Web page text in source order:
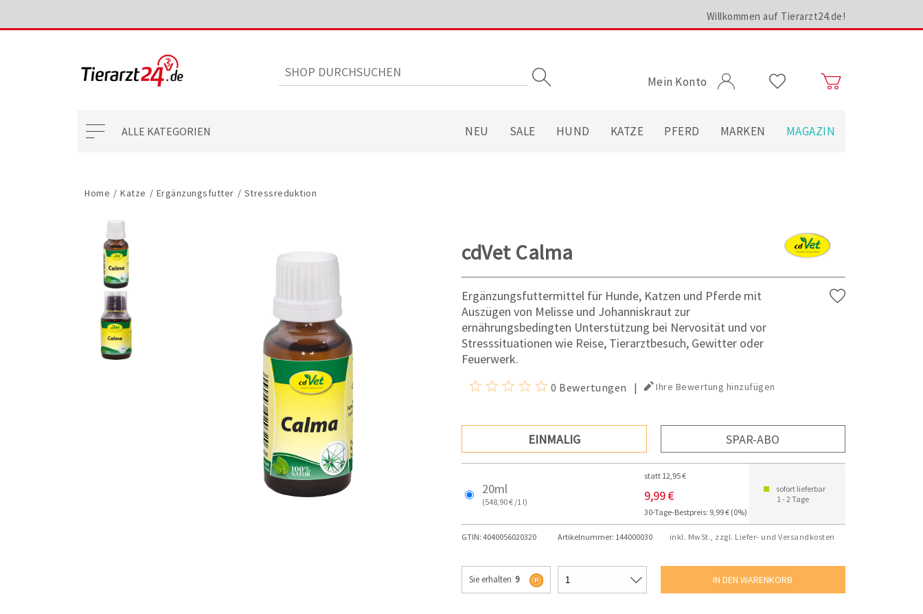
Willkommen auf Tierarzt24.de!
Mein Konto
ALLE KATEGORIEN NEU SALE HUND KATZE PFERD MARKEN MAGAZIN
Home / Katze / Ergänzungsfutter / Stressreduktion
cdVet Calma
Ergänzungsfuttermittel für Hunde, Katzen und Pferde mit
Auszügen von Melisse und Johanniskraut zur
ernährungsbedingten Unterstützung bei Nervosität und vor
Stresssituationen wie Reise, Tierarztbesuch, Gewitter oder
Feuerwerk.
0 Bewertungen | Ihre Bewertung hinzufügen
EINMALIG SPAR-ABO
20ml
(548,90 € /1 l)
statt 12,95 €
9,99 €
30-Tage-Bestpreis: 9,99 € (0%)
sofort lieferbar
1 - 2 Tage
GTIN: 4040056020320 Artikelnummer: 144000030 inkl. MwSt., zzgl. Liefer- und Versandkosten
Sie erhalten 9